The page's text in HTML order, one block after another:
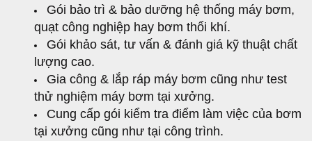
Gói bảo trì & bảo dưỡng hệ thống máy bơm,
quạt công nghiệp hay bơm thổi khí.
Gói khảo sát, tư vấn & đánh giá kỹ thuật chất
lượng cao.
Gia công & lắp ráp máy bơm cũng như test
thử nghiệm máy bơm tại xưởng.
Cung cấp gói kiểm tra điểm làm việc của bơm
tại xưởng cũng như tại công trình.